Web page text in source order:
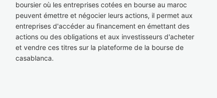
boursier où les entreprises cotées en bourse au maroc
peuvent émettre et négocier leurs actions, il permet aux
entreprises d'accéder au financement en émettant des
actions ou des obligations et aux investisseurs d'acheter
et vendre ces titres sur la plateforme de la bourse de
casablanca.